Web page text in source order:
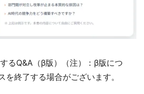
るQ&A（β版）（注）：β版につ
を終了する場合がございます。